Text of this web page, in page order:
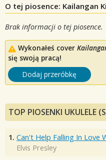
O tej piosence: Kailangan
Brak informacji o tej piosence.
Wykonałeś cover
się swoją pracą!
Dodaj przeróbkę
TOP PIOSENKI UKULELE
1. Can't Help Falling In Love
Elvis Presley